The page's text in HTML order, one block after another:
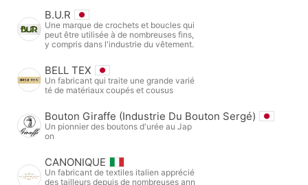
B.U.R
Une marque de crochets et boucles qui
peut être utilisée à de nombreuses fins,
y compris dans l'industrie du vêtement.
BELL TEX
Un fabricant qui traite une grande varié
té de matériaux coupés et cousus
Bouton Giraffe (Industrie Du Bouton Sergé)
Un pionnier des boutons d'urée au Jap
on
CANONIQUE
Un fabricant de textiles italien apprécié
des tailleurs depuis de nombreuses ann